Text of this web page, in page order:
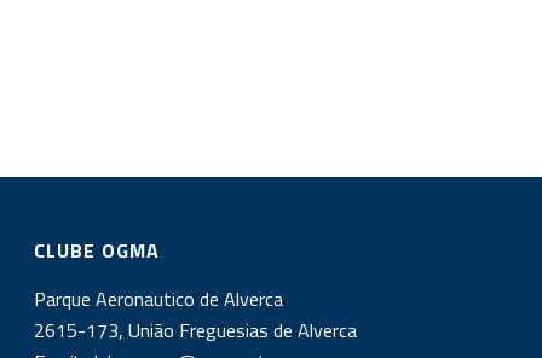
CLUBE OGMA
Parque Aeronautico de Alverca
2615-173, União Freguesias de Alverca